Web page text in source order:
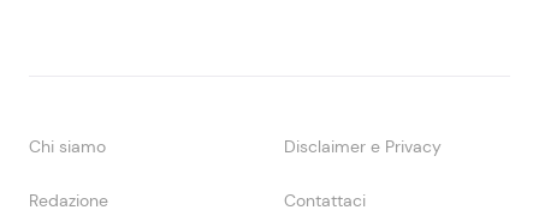
Chi siamo Disclaimer e Privacy
Redazione Contattaci